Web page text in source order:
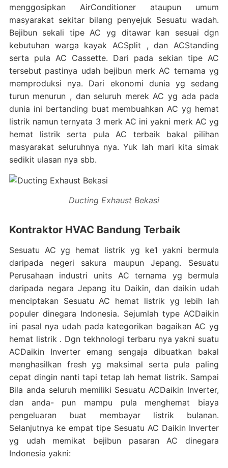
menggosipkan AirConditioner ataupun umum
masyarakat sekitar bilang penyejuk Sesuatu wadah.
Bejibun sekali tipe AC yg ditawar kan sesuai dgn
kebutuhan warga kayak ACSplit , dan ACStanding
serta pula AC Cassette. Dari pada sekian tipe AC
tersebut pastinya udah bejibun merk AC ternama yg
memproduksi nya. Dari ekonomi dunia yg sedang
turun menurun , dan seluruh merek AC yg ada pada
dunia ini bertanding buat membuahkan AC yg hemat
listrik namun ternyata 3 merk AC ini yakni merk AC yg
hemat listrik serta pula AC terbaik bakal pilihan
masyarakat seluruhnya nya. Yuk lah mari kita simak
sedikit ulasan nya sbb.
Ducting Exhaust Bekasi
Kontraktor HVAC Bandung Terbaik
Sesuatu AC yg hemat listrik yg ke1 yakni bermula
daripada negeri sakura maupun Jepang. Sesuatu
Perusahaan industri units AC ternama yg bermula
daripada negara Jepang itu Daikin, dan daikin udah
menciptakan Sesuatu AC hemat listrik yg lebih lah
populer dinegara Indonesia. Sejumlah type ACDaikin
ini pasal nya udah pada kategorikan bagaikan AC yg
hemat listrik . Dgn tekhnologi terbaru nya yakni suatu
ACDaikin Inverter emang sengaja dibuatkan bakal
menghasilkan fresh yg maksimal serta pula paling
cepat dingin nanti tapi tetap lah hemat listrik. Sampai
Bila anda seluruh memiliki Sesuatu ACDaikin Inverter,
dan anda- pun mampu pula menghemat biaya
pengeluaran buat membayar listrik bulanan.
Selanjutnya ke empat tipe Sesuatu AC Daikin Inverter
yg udah memikat bejibun pasaran AC dinegara
Indonesia yakni: